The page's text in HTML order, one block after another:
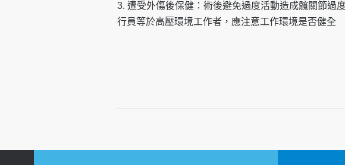
3. 遭受外傷後保健：術後避免過度活動造成髖關節過
行員等於高壓環境工作者，應注意工作環境是否健全